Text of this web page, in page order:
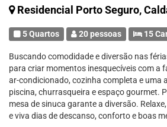
Residencial Porto Seguro,
5 Quartos 20 pessoas 15
Buscando comodidade e diversão nas
para criar momentos inesquecíveis com a
ar-condicionado, cozinha completa e uma
piscina, churrasqueira e espaço gourmet.
mesa de sinuca garante a diversão.
e viva dias de descanso, conforto e boas